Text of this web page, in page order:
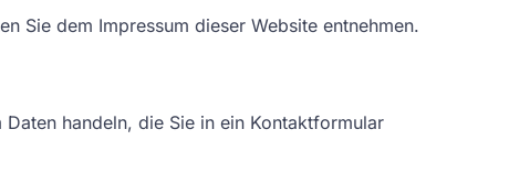
Sie dem Impressum dieser Website entnehmen.
handeln, die Sie in ein Kontaktformular